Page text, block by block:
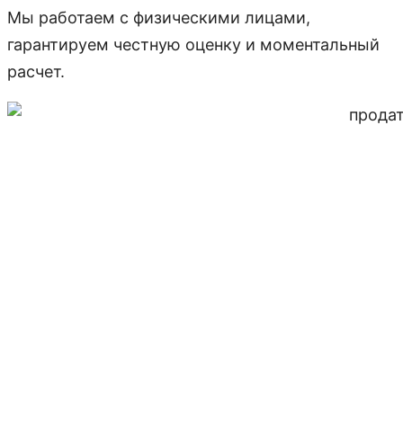
Мы работаем с физическими лицами,
гарантируем честную оценку и моментальный
расчет.